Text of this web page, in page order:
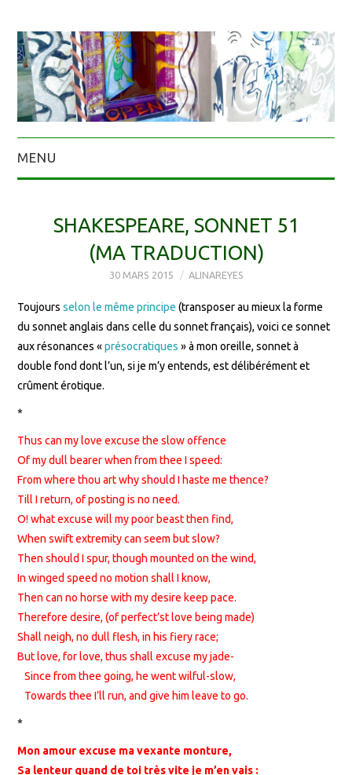
MENU
SHAKESPEARE, SONNET 51
(MA TRADUCTION)
30 MARS 2015 ALINAREYES
Toujoursselon le même principe (transposer au mieux la forme
du sonnet anglais dans celle du sonnet français), voici ce sonnet
aux résonances «présocratiques » à mon oreille, sonnet à
double fond dont l’un, si je m’y entends, est délibérément et
crûment érotique.
*
Thus can my love excuse the slow offence
Of my dull bearer when from thee I speed:
From where thou art why should I haste me thence?
Till I return, of posting is no need.
O! what excuse will my poor beast then find,
When swift extremity can seem but slow?
Then should I spur, though mounted on the wind,
In winged speed no motion shall I know,
Then can no horse with my desire keep pace.
Therefore desire, (of perfect’st love being made)
Shall neigh, no dull flesh, in his fiery race;
But love, for love, thus shall excuse my jade-
Since from thee going, he went wilful-slow,
Towards thee I’ll run, and give him leave to go.
*
Mon amour excuse ma vexante monture,
Sa lenteur quand de toi très vite je m’en vais :